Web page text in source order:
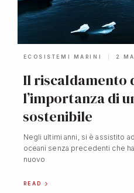
ECOSISTEMI MARINI 2
Il riscaldamento
l’importanza di
sostenibile
Negli ultimi anni, si è assistito
oceani senza precedenti che
nuovo
READ